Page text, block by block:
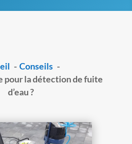
Conseils
pour la détection de fuite
d’eau ?